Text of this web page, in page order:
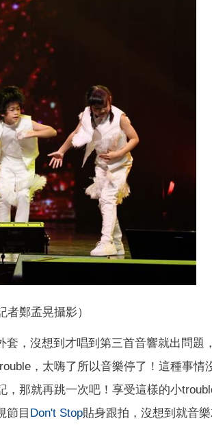
鄭孟晃攝影）
，沒想到才唱到第三首音響就出問題
，太嗨了所以音樂停了！這種事情
那就再跳一次吧！享受這樣的小
節目 Don't Stop貼身跟拍，沒想到就音